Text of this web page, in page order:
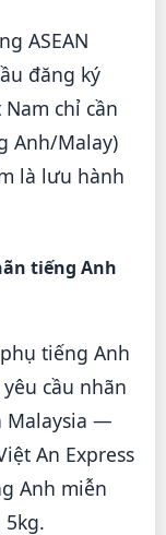
ASEAN
đăng ký
chỉ cần
Anh/Malay)
là lưu hành
tiếng Anh
tiếng Anh
cầu nhãn
Malaysia —
An Express
Anh miễn